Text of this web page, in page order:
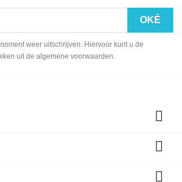
weer uitschrijven. Hiervoor kunt u de
uit de algemene voorwaarden.


